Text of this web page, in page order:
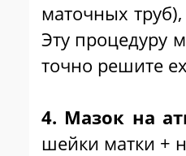
маточных
Эту процедуру
точно решите
4. Мазок на
шейки матки +